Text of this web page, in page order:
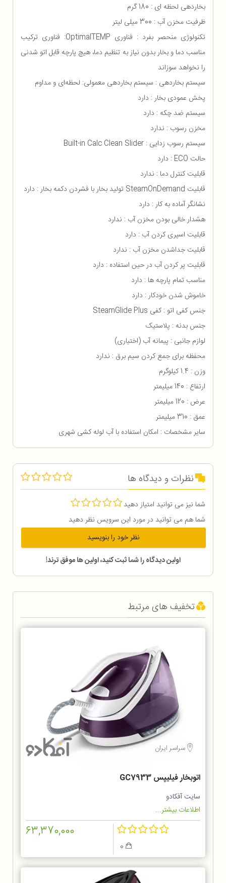
بخاردهی لحظه ای : 180 گرم
ظرفیت مخزن آب : 300 میلی لیتر
تکنولوژی منحصر بفرد : فناوری OptimalTEMP: فناوری ترکیب
مناسب دما و بخار بدون نیاز به تنظیم دما، هیچ پارچه قابل اتو شدنی
را نخواهد سوزاند
سیستم بخاردهی : سیستم بخاردهی معمولی: لحظه‌ای و مداوم
پخش عمودی بخار : دارد
سیستم ضد چکه : دارد
مخزن رسوب : ندارد
سیستم رسوب زدایی : Built-in Calc Clean Slider
حالت ECO : دارد
قابلیت کنترل دما : ندارد
قابلیت SteamOnDemand تولید بخار با فشردن دکمه بخار : دارد
نشانگر آماده به کار : دارد
هشدار خالی بودن مخزن آب : ندارد
قابلیت اسپری کردن آب : دارد
قابلیت جداشدن مخزن آب : ندارد
قابلیت پر کردن آب در حین استفاده : دارد
مناسب تمام پارچه ها : دارد
خاموش شدن خودکار : دارد
جنس کفی اتو : کفی SteamGlide Plus
جنس بدنه : پلاستیک
لوازم جانبی : پیمانه آب (اختیاری)
محفظه برای جمع كردن سیم برق : ندارد
وزن : 1.4 کیلوگرم
ارتفاع : 140 میلیمتر
عرض : 120 میلیمتر
عمق : 310 میلیمتر
سایر مشخصات : امکان استفاده با آب لوله کشی شهری
نظرات و دیدگاه ها
شما نیز می توانید امتیاز دهید
شما هم می توانید در مورد این سرویس نظر دهید
نظر خود را بنویسید
اولین دیدگاه را شما ثبت کنید، اولین ها موفق ترند!
تخفیف های مرتبط
سراسر ایران
اتوبخار فیلیپس GC7933
سایت آفکادو
اطلاعات بیشتر...
63,370,000